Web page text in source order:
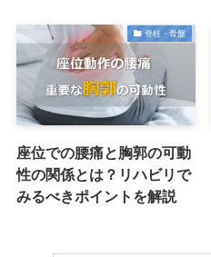
脊柱・骨盤
座位での腰痛と胸郭の可動
性の関係とは？リハビリで
みるべきポイントを解説